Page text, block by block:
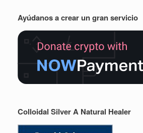
Ayúdanos a crear un gran servicio
Colloidal Silver A Natural Healer